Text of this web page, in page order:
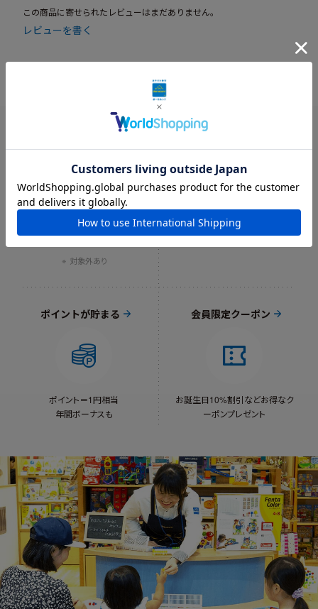
この商品に寄せられたレビューはまだありません。
レビューを書く
8,800円以上で
送料当社負担
対象外あり
オリジナルギフト袋
（550円）をご用意
ポイントが貯まる
ポイント＝1円相当
年間ボーナスも
会員限定クーポン
お誕生日10%割引などお得なク
ーポンプレゼント